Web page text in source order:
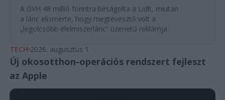
A GVH 48 millió forintra bírságolta a Lidlt, miután
a lánc elismerte, hogy megtévesztő volt a
„legolcsóbb élelmiszerlánc” üzenetű reklámja.
TECH 2026. augusztus 1.
Új okosotthon-operációs rendszert fejleszt
az Apple